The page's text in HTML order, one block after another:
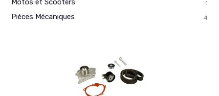
1
Pièces Mécaniques 4